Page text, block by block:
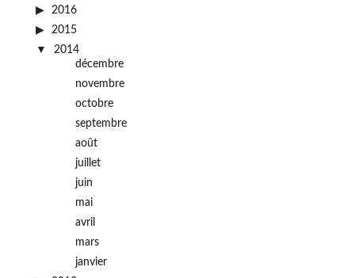
2016
2015
2014
décembre
novembre
octobre
septembre
août
juillet
juin
mai
avril
mars
janvier